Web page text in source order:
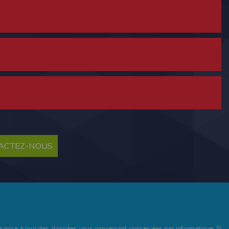
NOUS
tablette ou un smartphone.
été déclaré à la Commission Nationale de
fonctionnalités du site. Les données
web, et d'effectuer une localisation
vous nous transmettez volontairement